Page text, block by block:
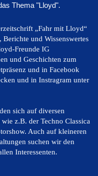
Thema "Lloyd".
„Fahr mit Lloyd“
und Wissenswertes
Freunde IG
und Geschichten zum
und in Facebook
und in Instragram unter
sich auf diversen
z.B. der Techno Classica
Auch auf kleineren
suchen wir den
Interessenten.